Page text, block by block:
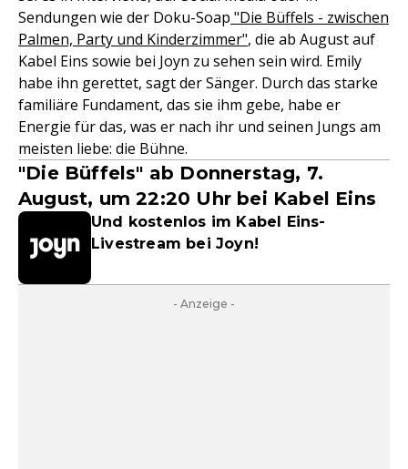
Sendungen wie der Doku-Soap "Die Büffels - zwischen
Palmen, Party und Kinderzimmer", die ab August auf
Kabel Eins sowie bei Joyn zu sehen sein wird. Emily
habe ihn gerettet, sagt der Sänger. Durch das starke
familiäre Fundament, das sie ihm gebe, habe er
Energie für das, was er nach ihr und seinen Jungs am
meisten liebe: die Bühne.
"Die Büffels" ab Donnerstag, 7.
August, um 22:20 Uhr bei Kabel Eins
Und kostenlos im Kabel Eins-
Livestream bei Joyn!
- Anzeige -